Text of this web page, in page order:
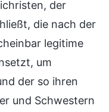
der
die nach der
legitime
um
der so ihren
und Schwestern